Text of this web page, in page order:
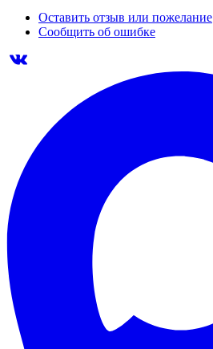
Оставить отзыв или пожелание
Сообщить об ошибке